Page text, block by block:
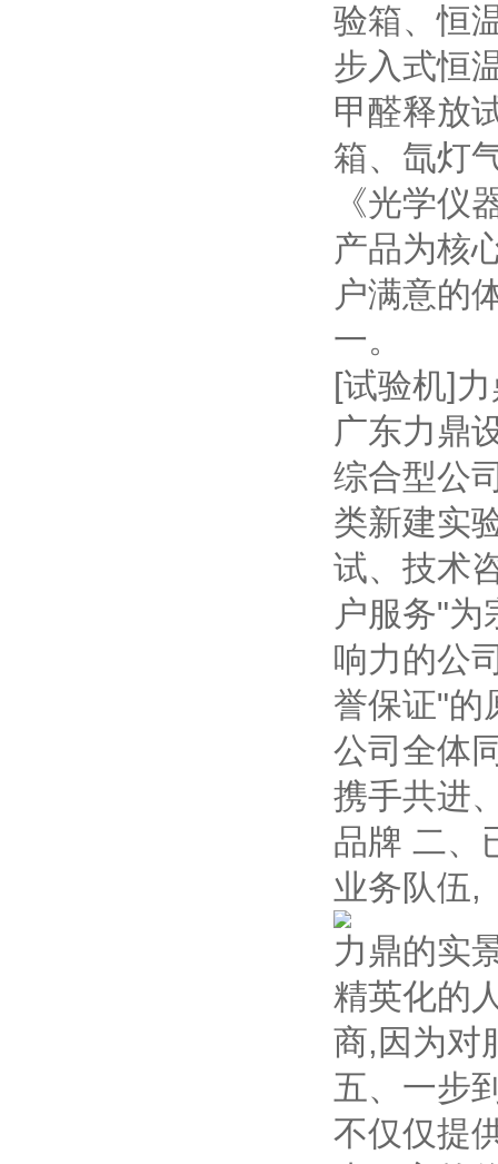
验箱、恒
步入式恒
甲醛释放
箱、氙灯
《光学仪
产品为核
户满意的
一。
[试验机]
广东力鼎
综合型公
类新建实
试、技术
户服务"
响力的公
誉保证"的
公司全体
携手共进
品牌 二、
业务队伍,
力鼎的实
精英化的
商,因为对
五、一步
不仅仅提